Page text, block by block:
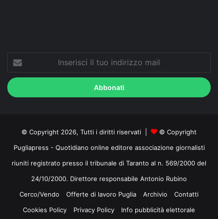
Inserisci
tuo
indirizzo
mail
© Copyright 2026, Tutti i diritti riservati |
© Copyright
Pugliapress - Quotidiano online editore associazione giornalisti
riuniti registrato presso il tribunale di Taranto al n. 569/2000 del
24/10/2000. Direttore responsabile Antonio Rubino
Cerco/Vendo
Offerte di lavoro Puglia Archivio
Contatti
Cookies Policy
Privacy Policy Info pubblicità elettorale